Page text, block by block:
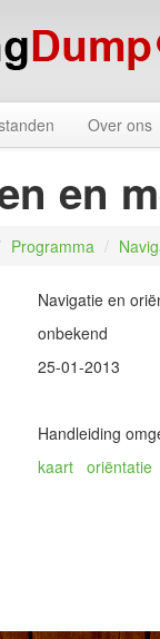
Over ons
en
Programma /
Navigatie en
onbekend
25-01-2013
Handleiding
kaart oriëntatie